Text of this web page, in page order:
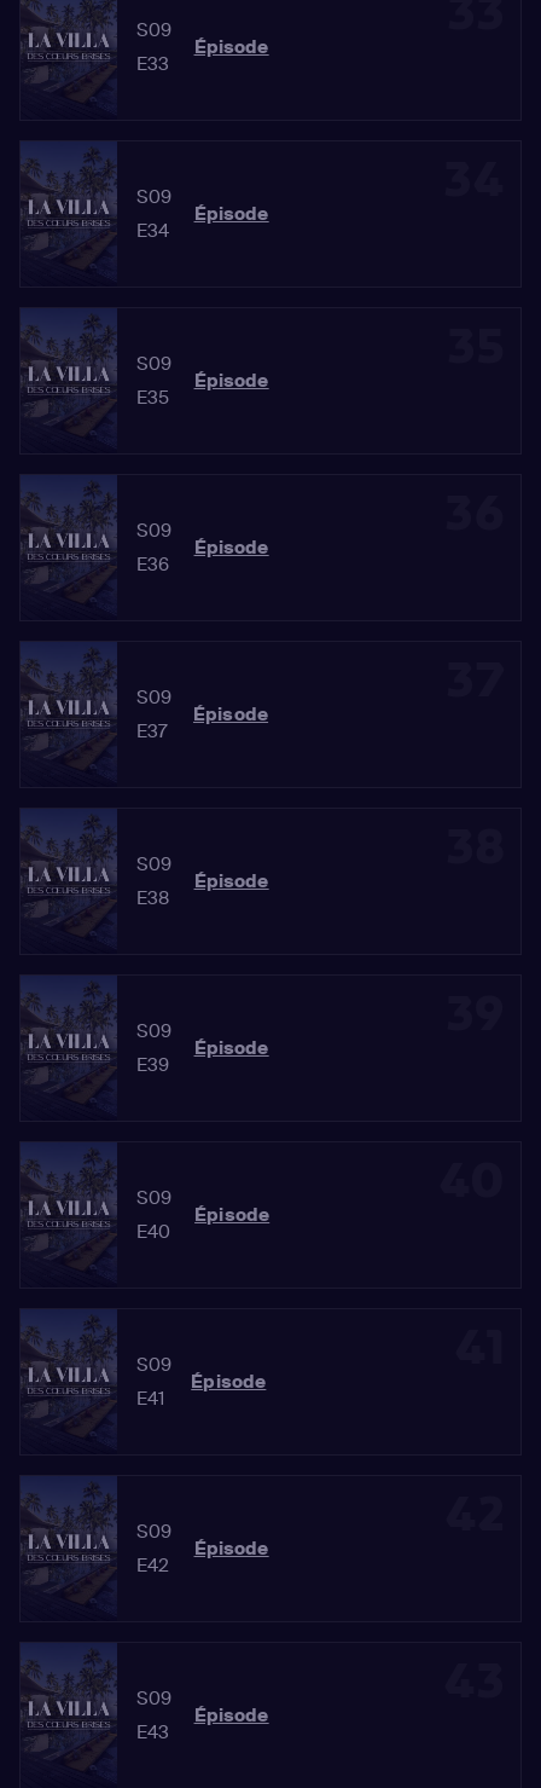
S09
E33
Épisode
S09
E34
Épisode
S09
E35
Épisode
S09
E36
Épisode
S09
E37
Épisode
S09
E38
Épisode
S09
E39
Épisode
S09
E40
Épisode
S09
E41
Épisode
S09
E42
Épisode
S09
E43
Épisode